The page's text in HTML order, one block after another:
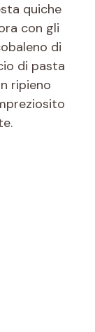
quiche
con gli
di
di pasta
ripieno